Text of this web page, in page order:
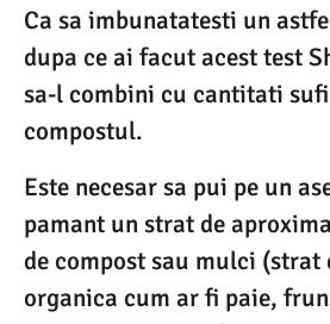
Ca sa imbunatatesti un
dupa ce ai facut acest test
sa-l combini cu cantitati
compostul.
Este necesar sa pui pe un
pamant un strat de
de compost sau mulci (strat
organica cum ar fi paie,